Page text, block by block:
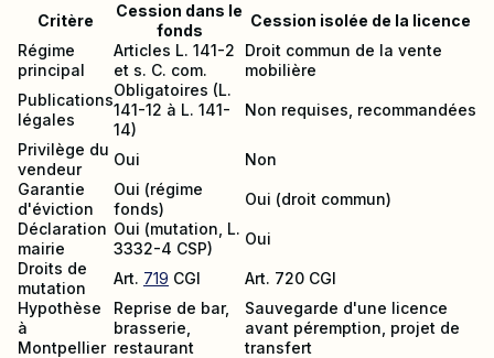
Critère
Cession dans le
fonds
Cession isolée de la licence
Régime
principal
Articles L. 141-2
et s. C. com.
Droit commun de la vente
mobilière
Publications
légales
Obligatoires (L.
141-12 à L. 141-
14)
Non requises, recommandées
Privilège du
vendeur
Oui
Non
Garantie
d'éviction
Oui (régime
fonds)
Oui (droit commun)
Déclaration
mairie
Oui (mutation, L.
3332-4 CSP)
Oui
Droits de
mutation
Art. 719 CGI
Art. 720 CGI
Hypothèse
à
Montpellier
Reprise de bar,
brasserie,
restaurant
Sauvegarde d'une licence
avant péremption, projet de
transfert